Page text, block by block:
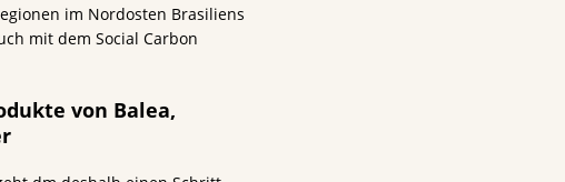
im Nordosten Brasiliens
mit dem Social Carbon
von Balea,